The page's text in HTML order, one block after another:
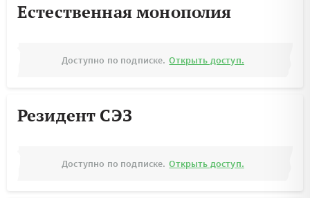
Естественная монополия
Доступно по подписке. Открыть доступ.
Резидент СЭЗ
Доступно по подписке. Открыть доступ.